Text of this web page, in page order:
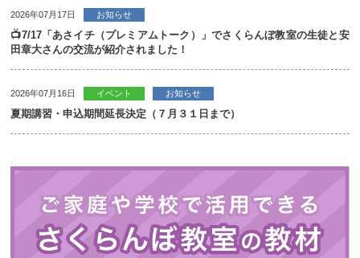
2026年07月17日 お知らせ
📺7/17「あさイチ（プレミアムトーク）」でさくらんぼ教室の生徒と安
田章大さんの交流が紹介されました！
2026年07月16日 イベント お知らせ
夏期講習・申込期間延長決定（７月３１日まで）